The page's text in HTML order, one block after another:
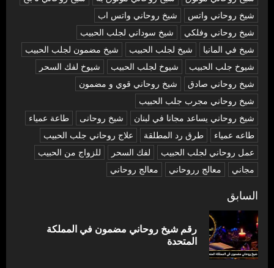
شيخ روحاني واتس
شيخ روحاني واتس اب
شيخ روحاني وفلكي
شيخ سوداني لجلب الحبيب
شيخ في المانيا
شيخ لجلب الحبيب
شيخ مضمون لجلب الحبيب
شيوخ جلب الحبيب
شيوخ لجلب الحبيب
شيوخ لفك السحر
شیخ روحاني صادق
شیخ روحاني قوي و مضمون
شیخ روحاني مجرب جلب الحبيب
شیخ روحاني يساعد مجانا في لبنان
شیخ روحانی
طاعة عمياء
طاعه عمياء
طرق رد المطلقة
علاج روحاني جلب الحبيب
عمل روحاني لجلب الحبيب
لفك السحر
للزواج من الحبيب
مجاني
معالج رروحاني معالج روحاني
تصفّح
المقالات
السابق
رقم شيخ روحاني مضمون في المملكة
المتحدة